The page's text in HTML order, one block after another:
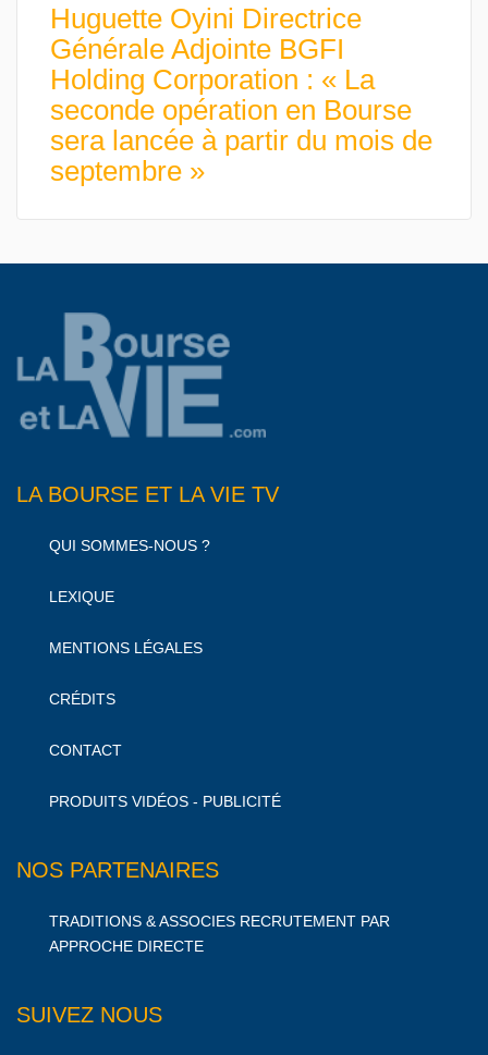
Huguette Oyini Directrice
Générale Adjointe BGFI
Holding Corporation : « La
seconde opération en Bourse
sera lancée à partir du mois de
septembre »
LA BOURSE ET LA VIE TV
QUI SOMMES-NOUS ?
LEXIQUE
MENTIONS LÉGALES
CRÉDITS
CONTACT
PRODUITS VIDÉOS - PUBLICITÉ
NOS PARTENAIRES
TRADITIONS & ASSOCIES RECRUTEMENT PAR
APPROCHE DIRECTE
SUIVEZ NOUS